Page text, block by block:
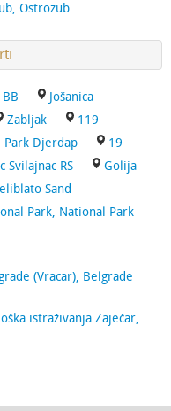
Ostrozub
Jošanica
Zabljak
119
Park Djerdap
19
RS
Golija
Sand
Park, National Park
(Vracar), Belgrade
istraživanja Zaječar,